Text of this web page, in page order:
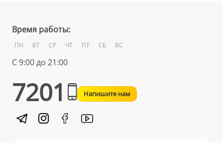
Время работы:
ПН ВТ СР ЧТ ПТ СБ ВС
С 9:00 до 21:00
7201 Напишите нам